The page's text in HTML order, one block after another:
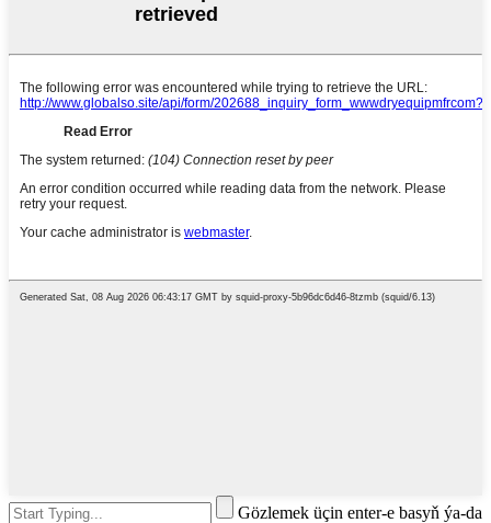
Gözlemek üçin enter-e basyň ýa-da